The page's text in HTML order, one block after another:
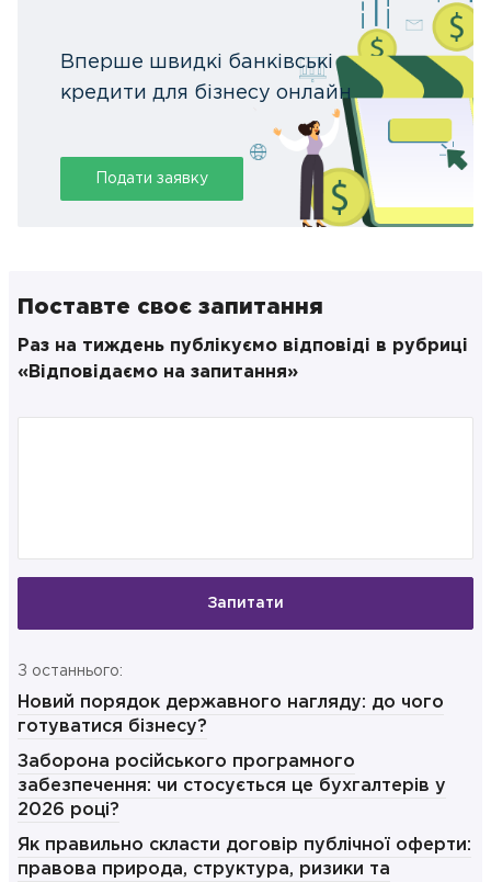
Вперше швидкі банківські
кредити для бізнесу онлайн
Подати заявку
Поставте своє запитання
Раз на тиждень публікуємо відповіді в рубриці
«Відповідаємо на запитання»
Запитати
З останнього:
Новий порядок державного нагляду: до чого
готуватися бізнесу?
Заборона російського програмного
забезпечення: чи стосується це бухгалтерів у
2026 році?
Як правильно скласти договір публічної оферти:
правова природа, структура, ризики та